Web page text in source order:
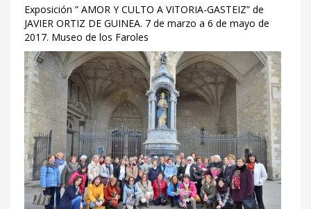
Exposición ” AMOR Y CULTO A VITORIA-GASTEIZ” de
JAVIER ORTIZ DE GUINEA. 7 de marzo a 6 de mayo de
2017. Museo de los Faroles